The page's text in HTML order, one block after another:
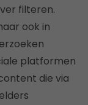
filteren.
ook in
platformen
die via